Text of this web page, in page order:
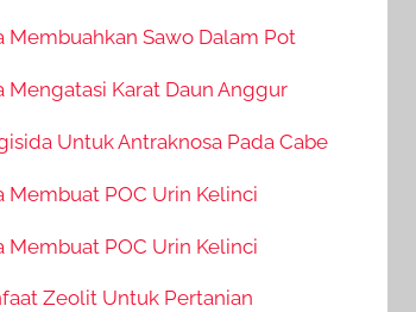
Membuahkan Sawo Dalam Pot
Mengatasi Karat Daun Anggur
Untuk Antraknosa Pada Cabe
Membuat POC Urin Kelinci
Membuat POC Urin Kelinci
Zeolit Untuk Pertanian